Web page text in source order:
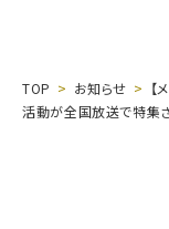
TOP お知らせ
【
活動が全国放送で特集